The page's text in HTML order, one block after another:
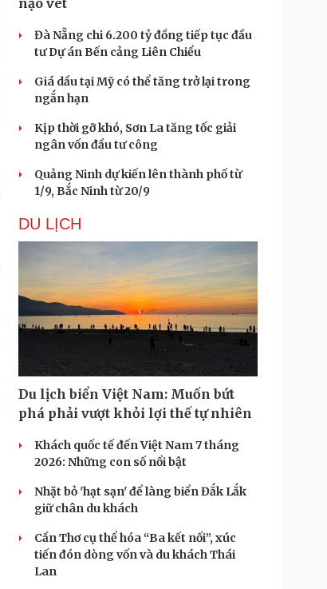
nạo vét
Đà Nẵng chi 6.200 tỷ đồng tiếp tục đầu
tư Dự án Bến cảng Liên Chiểu
Giá dầu tại Mỹ có thể tăng trở lại trong
ngắn hạn
Kịp thời gỡ khó, Sơn La tăng tốc giải
ngân vốn đầu tư công
Quảng Ninh dự kiến lên thành phố từ
1/9, Bắc Ninh từ 20/9
DU LỊCH
Du lịch biển Việt Nam: Muốn bứt
phá phải vượt khỏi lợi thế tự nhiên
Khách quốc tế đến Việt Nam 7 tháng
2026: Những con số nổi bật
Nhặt bỏ 'hạt sạn' để làng biển Đắk Lắk
giữ chân du khách
Cần Thơ cụ thể hóa “Ba kết nối”, xúc
tiến đón dòng vốn và du khách Thái
Lan